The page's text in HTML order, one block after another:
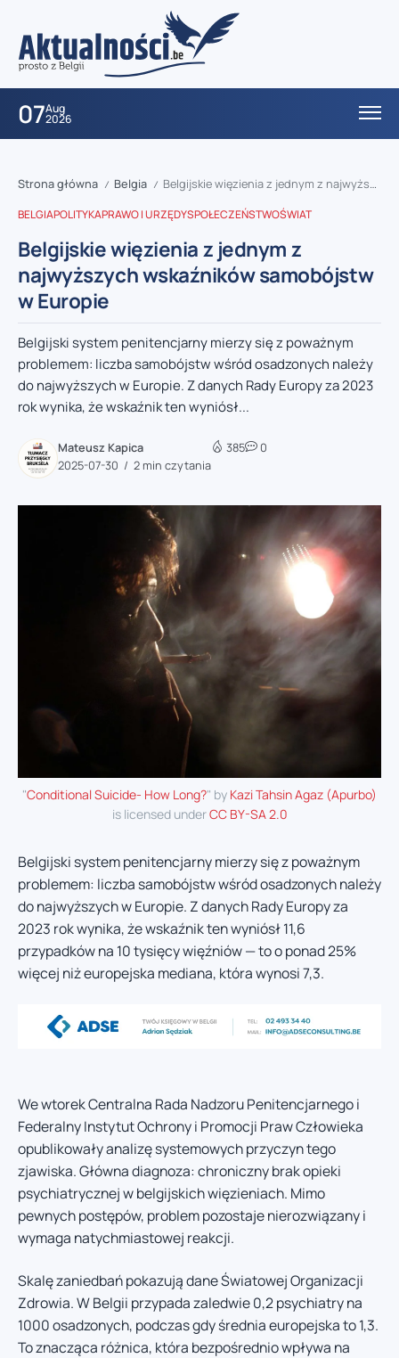
07Aug
2026
Strona główna / Belgia / Belgijskie więzienia z jednym z najwyższych wskaźników samobójstw w Europie
BELGIAPOLITYKAPRAWO I URZĘDYSPOŁECZEŃSTWOŚWIAT
Belgijskie więzienia z jednym z
najwyższych wskaźników samobójstw
w Europie
Belgijski system penitencjarny mierzy się z poważnym
problemem: liczba samobójstw wśród osadzonych należy
do najwyższych w Europie. Z danych Rady Europy za 2023
rok wynika, że wskaźnik ten wyniósł...
Mateusz Kapica
2025-07-30
2 min czytania
385 0
"Conditional Suicide- How Long?" by Kazi Tahsin Agaz (Apurbo)
is licensed underCC BY-SA 2.0
Belgijski system penitencjarny mierzy się z poważnym
problemem: liczba samobójstw wśród osadzonych należy
do najwyższych w Europie. Z danych Rady Europy za
2023 rok wynika, że wskaźnik ten wyniósł 11,6
przypadków na 10 tysięcy więźniów — to o ponad 25%
więcej niż europejska mediana, która wynosi 7,3.
We wtorek Centralna Rada Nadzoru Penitencjarnego i
Federalny Instytut Ochrony i Promocji Praw Człowieka
opublikowały analizę systemowych przyczyn tego
zjawiska. Główna diagnoza: chroniczny brak opieki
psychiatrycznej w belgijskich więzieniach. Mimo
pewnych postępów, problem pozostaje nierozwiązany i
wymaga natychmiastowej reakcji.
Skalę zaniedbań pokazują dane Światowej Organizacji
Zdrowia. W Belgii przypada zaledwie 0,2 psychiatry na
1000 osadzonych, podczas gdy średnia europejska to 1,3.
To znacząca różnica, która bezpośrednio wpływa na